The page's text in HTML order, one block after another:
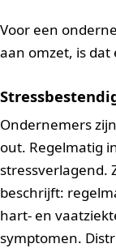
Voor een
aan omzet, is
Ondernemers
out. Regelmatig
stressverlagend.
beschrijft:
hart- en
symptomen.